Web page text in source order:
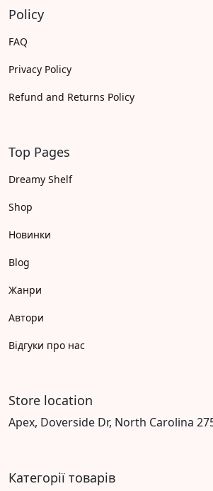
Policy
FAQ
Privacy Policy
Refund and Returns Policy
Top Pages
Dreamy Shelf
Shop
Новинки
Blog
Жанри
Автори
Відгуки про нас
Store location
Apex, Doverside Dr, North Carolina
Категорії товарів